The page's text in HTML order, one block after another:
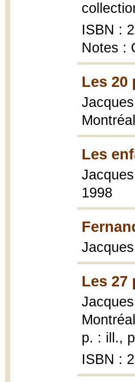
ISBN :
Notes :
Les 20
Les
1998
Les 27
p. : ill.,
ISBN :